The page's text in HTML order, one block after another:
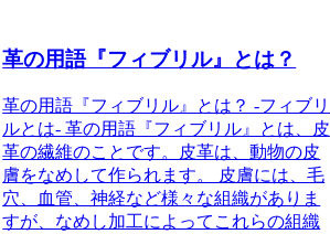
革の用語『フィブリル』とは？
革の用語『フィブリル』とは？ -フィブリ
ルとは- 革の用語『フィブリル』とは、皮
革の繊維のことです。皮革は、動物の皮
膚をなめして作られます。 皮膚には、毛
穴、血管、神経など様々な組織がありま
すが、なめし加工によってこれらの組織